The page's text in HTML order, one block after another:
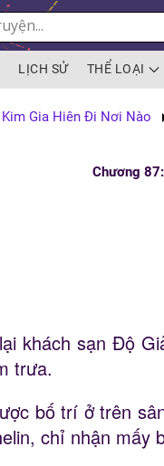
LỊCH SỬ THỂ LOẠI
Kim Gia Hiên Đi Nơi Nào
Chương
khách sạn Độ
trưa.
bố trí ở trên
chỉ nhận mấy